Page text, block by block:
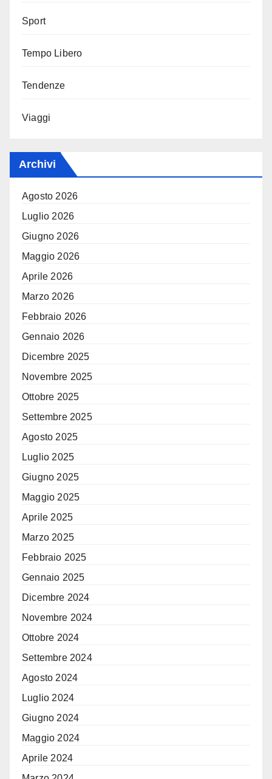
Sport
Tempo Libero
Tendenze
Viaggi
Archivi
Agosto 2026
Luglio 2026
Giugno 2026
Maggio 2026
Aprile 2026
Marzo 2026
Febbraio 2026
Gennaio 2026
Dicembre 2025
Novembre 2025
Ottobre 2025
Settembre 2025
Agosto 2025
Luglio 2025
Giugno 2025
Maggio 2025
Aprile 2025
Marzo 2025
Febbraio 2025
Gennaio 2025
Dicembre 2024
Novembre 2024
Ottobre 2024
Settembre 2024
Agosto 2024
Luglio 2024
Giugno 2024
Maggio 2024
Aprile 2024